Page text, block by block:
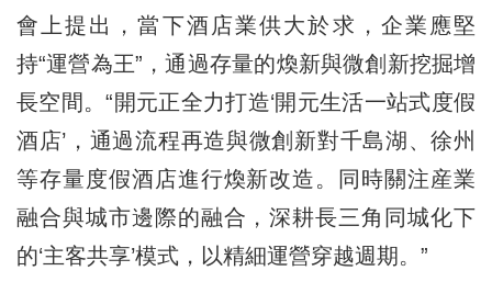
會上提出，當下酒店業供大於求，企業應堅
持“運營為王”，通過存量的煥新與微創新挖掘增
長空間。“開元正全力打造‘開元生活一站式度假
酒店’，通過流程再造與微創新對千島湖、徐州
等存量度假酒店進行煥新改造。同時關注産業
融合與城市邊際的融合，深耕長三角同城化下
的‘主客共享’模式，以精細運營穿越週期。”